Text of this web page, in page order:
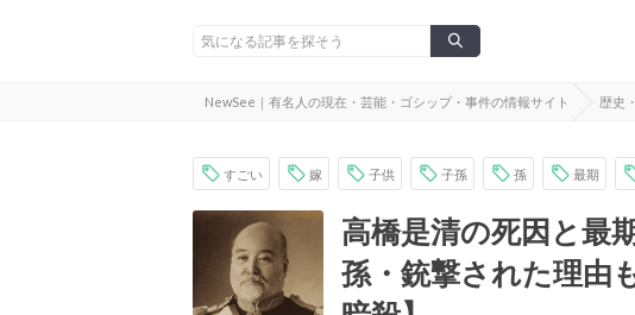
NewSee｜有名人の現在・芸能・ゴシップ・事件の情報サイト 歴史
すごい 嫁 子供 子孫 孫 最期
高橋是清の死因と最
孫・銃撃された理由